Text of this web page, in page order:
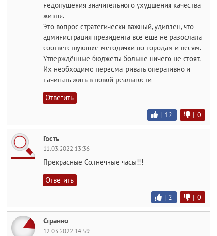
недопущения значительного ухудшения качества
жизни.
Это вопрос стратегически важный, удивлен, что
администрация президента все еще не разослала
соответствующие методички по городам и весям.
Утверждённые бюджеты больше ничего не стоят.
Их необходимо пересматривать оперативно и
начинать жить в новой реальности
Ответить
| 12 | 0
Гость
11.03.2022 13:36
Прекрасные Солнечные часы!!!
Ответить
| 2 | 0
Странно
12.03.2022 14:59